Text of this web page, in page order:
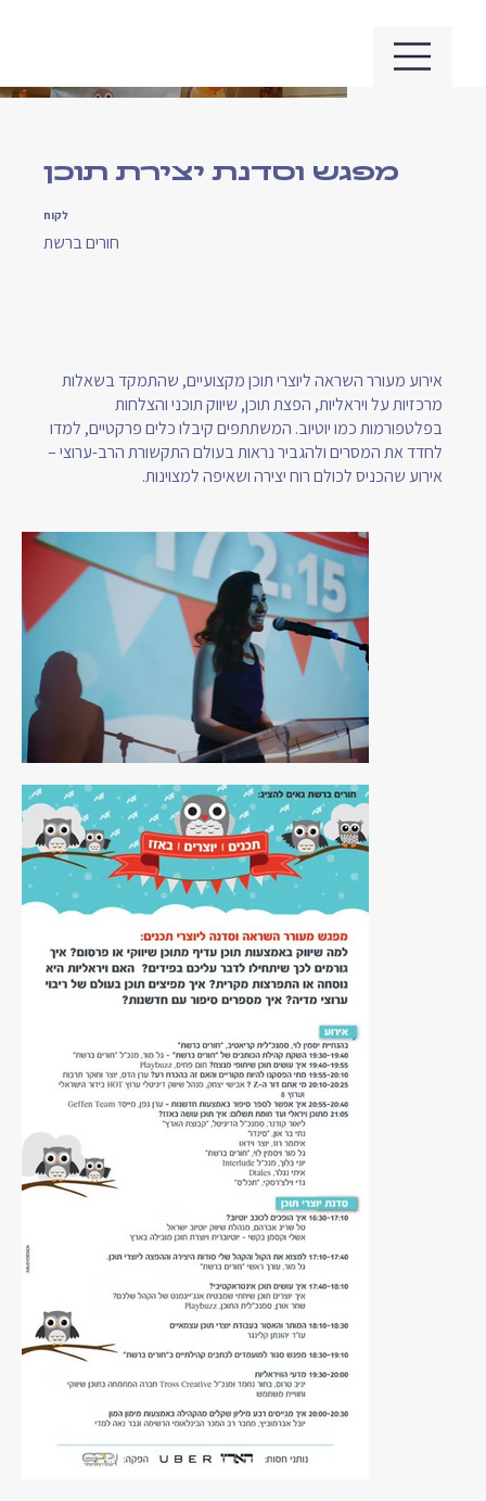
מפגש וסדנת יצירת תוכן
לקוח
חורים ברשת
אירוע מעורר השראה ליוצרי תוכן מקצועיים, שהתמקד בשאלות
מרכזיות על ויראליות, הפצת תוכן, שיווק תוכני והצלחות
בפלטפורמות כמו יוטיוב. המשתתפים קיבלו כלים פרקטיים, למדו
לחדד את המסרים ולהגביר נראות בעולם התקשורת הרב-ערוצי –
אירוע שהכניס לכולם רוח יצירה ושאיפה למצוינות.